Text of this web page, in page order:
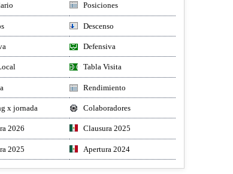
Posiciones
Descenso
Defensiva
Tabla Visita
Rendimiento
x jornada Colaboradores
2026 Clausura 2025
2025 Apertura 2024